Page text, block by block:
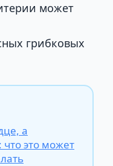
может
грибковых
а
это может